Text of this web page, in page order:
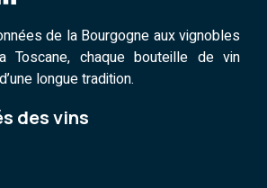
de la Bourgogne aux vignobles
Toscane, chaque bouteille de vin
longue tradition.
des vins